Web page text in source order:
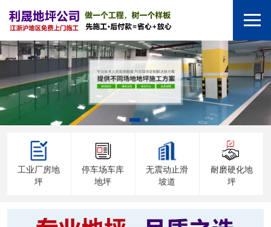
工业厂房地
坪
停车场车库
地坪
无震动止滑
坡道
耐磨硬化地
坪